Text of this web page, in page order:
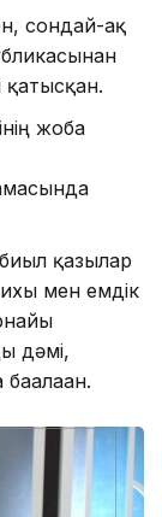
сондай-ақ
қатысқан.
жоба
қазылар
мен емдік
дәмі,